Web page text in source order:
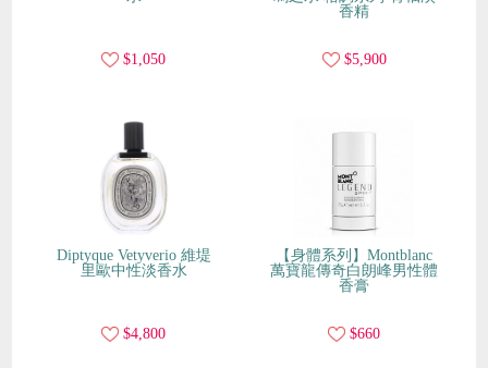
$1,050
香精
$5,900
Diptyque Vetyverio 維堤
里歐中性淡香水
$4,800
【身體系列】Montblanc
萬寶龍傳奇白朗峰男性體
香膏
$660